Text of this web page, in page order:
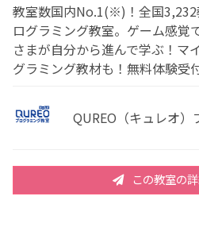
教室数国内No.1(※)！全国
ログラミング教室。ゲーム感覚
さまが自分から進んで学ぶ！マ
グラミング教材も！無料体験受
QUREO（キュレオ
この教室の